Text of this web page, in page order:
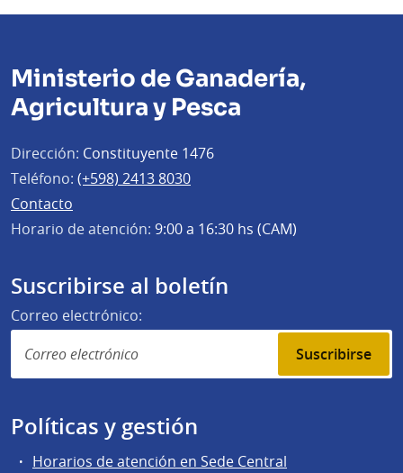
Ministerio de Ganadería,
Agricultura y Pesca
Dirección: Constituyente 1476
Teléfono: (+598) 2413 8030
Contacto
Horario de atención: 9:00 a 16:30 hs (CAM)
Suscribirse al boletín
Correo electrónico:
Suscribirse
Políticas y gestión
Horarios de atención en Sede Central